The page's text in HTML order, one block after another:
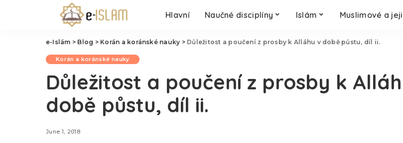
Hlavní Naučné disciplíny Islám Muslimové a
e-Islám > Blog > Korán a koránské nauky > Důležitost a poučení z prosby k Alláhu v době půstu, díl ii.
Korán a koránské nauky
Důležitost a poučení z prosby k
době půstu, díl ii.
June 1, 2018